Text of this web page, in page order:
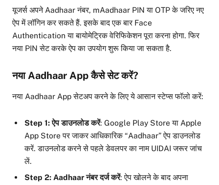
यूजर्स अपने Aadhaar नंबर, mAadhaar PIN या OTP के जरिए नए
ऐप में लॉगिन कर सकते हैं. इसके बाद एक बार Face
Authentication या बायोमेट्रिक वेरिफिकेशन पूरा करना होगा. फिर
नया PIN सेट करके ऐप का उपयोग शुरू किया जा सकता है.
नया Aadhaar App कैसे सेट करें?
नया Aadhaar App सेटअप करने के लिए ये आसान स्टेप्स फॉलो करें:
Step 1: ऐप डाउनलोड करें: Google Play Store या Apple
App Store पर जाकर आधिकारिक “Aadhaar” ऐप डाउनलोड
करें. डाउनलोड करने से पहले डेवलपर का नाम UIDAI जरूर जांच
लें.
Step 2: Aadhaar नंबर दर्ज करें: ऐप खोलने के बाद अपना